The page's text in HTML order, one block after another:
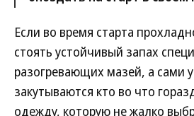
Если во время старта
стоять устойчивый запах
разогревающих мазей, а сами
закутываются кто во что
одежду, которую не жалко